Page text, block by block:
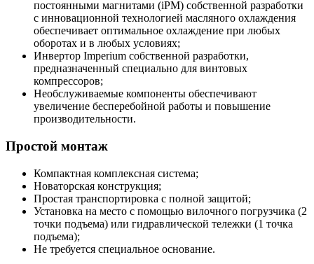
постоянными магнитами (iPM) собственной разработки
с инновационной технологией масляного охлаждения
обеспечивает оптимальное охлаждение при любых
оборотах и в любых условиях;
Инвертор Imperium собственной разработки,
предназначенный специально для винтовых
компрессоров;
Необслуживаемые компоненты обеспечивают
увеличение бесперебойной работы и повышение
производительности.
Простой монтаж
Компактная комплексная система;
Новаторская конструкция;
Простая транспортировка с полной защитой;
Установка на место с помощью вилочного погрузчика (2
точки подъема) или гидравлической тележки (1 точка
подъема);
Не требуется специальное основание.